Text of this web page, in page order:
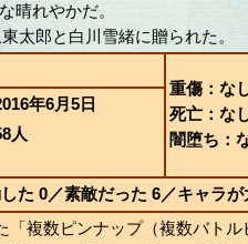
晴れやかだ。
郎と白川雪緒に贈られた。
重傷：な
死亡：な
闇堕ち：
年6月5日
人
た 0／素敵だった 6／キャラ
複数ピンナップ（複数バトル